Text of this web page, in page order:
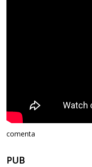
comenta
PUB